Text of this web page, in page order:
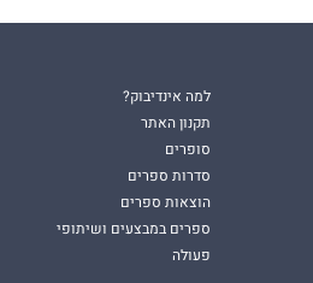
למה אינדיבוק?
תקנון האתר
סופרים
סדרות ספרים
הוצאות ספרים
ספרים במבצעים ושיתופי
פעולה